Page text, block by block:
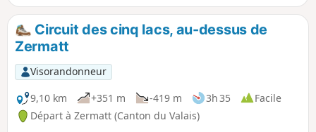
en période estivale, vous pourrez vous baigner dans les lacs
de Grünsee et Leisee.
Circuit des cinq lacs, au-dessus de
Zermatt
Visorandonneur
9,10 km
+351 m -419 m 3h 35
Facile
Départ à Zermatt (Canton du Valais)